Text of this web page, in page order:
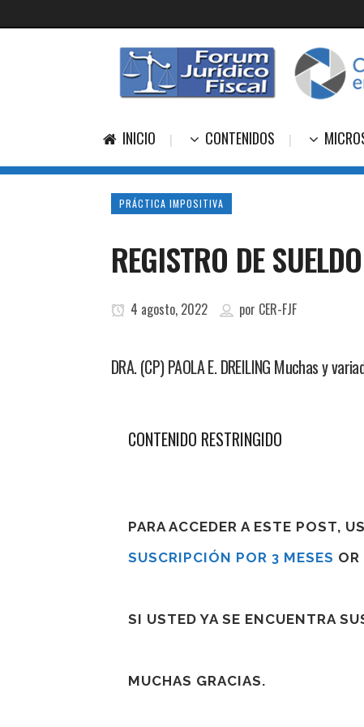
INICIO CONTENIDOS
PRÁCTICA IMPOSITIVA
REGISTRO DE
4 agosto, 2022 por CER-FJF
DRA. (CP) PAOLA E. DREILING Muchas y
CONTENIDO RESTRINGIDO
PARA ACCEDER A ESTE POST,
SUSCRIPCIÓN POR 3 MESES OR
SI USTED YA SE ENCUENTRA
MUCHAS GRACIAS.